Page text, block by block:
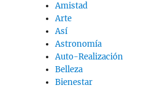
Amistad
Arte
Así
Astronomía
Auto-Realización
Belleza
Bienestar